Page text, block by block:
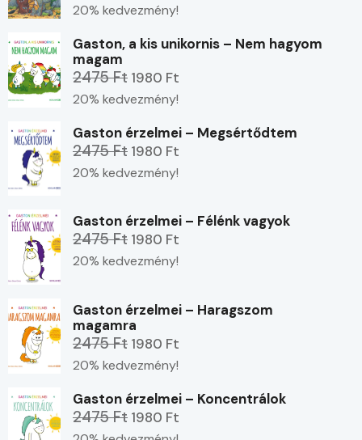
20% kedvezmény!
Gaston, a kis unikornis – Nem hagyom
magam
2475 Ft 1980 Ft
20% kedvezmény!
Gaston érzelmei – Megsértődtem
2475 Ft 1980 Ft
20% kedvezmény!
Gaston érzelmei – Félénk vagyok
2475 Ft 1980 Ft
20% kedvezmény!
Gaston érzelmei – Haragszom
magamra
2475 Ft 1980 Ft
20% kedvezmény!
Gaston érzelmei – Koncentrálok
2475 Ft 1980 Ft